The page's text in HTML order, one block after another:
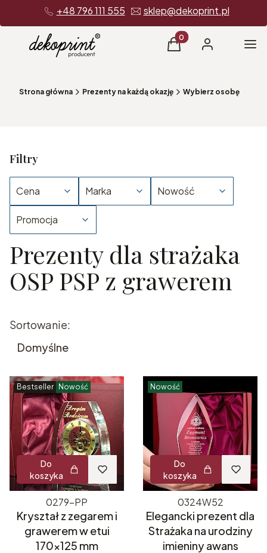
+48 796 111 555 sklep@dekoprint.pl
Produkty w koszyku:
Koszyk Zaloguj się
Strona główna Prezenty na każdą okazję Wybierz osobę
Filtry
Cena Marka Nowość
Promocja
Koniec filtrów
Prezenty dla strażaka
OSP PSP z grawerem
Lista produktów
Sortowanie:
Domyślne
Bestseller Nowość
Do
koszyka
0279-PP
Kryształ z zegarem i
grawerem w etui
170x125 mm
Nowość
Do
koszyka
0324W52
Elegancki prezent dla
Strażaka na urodziny
imieniny awans